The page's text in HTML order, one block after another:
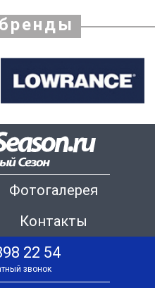
Фотогалерея
Контакты
22 54
звонок